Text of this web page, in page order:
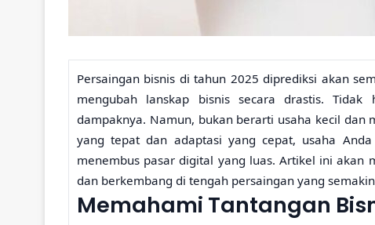
Persaingan bisnis di tahun 2025 diprediksi akan
mengubah lanskap bisnis secara drastis. Tidak
dampaknya. Namun, bukan berarti usaha kecil dan
yang tepat dan adaptasi yang cepat, usaha
menembus pasar digital yang luas. Artikel ini
dan berkembang di tengah persaingan yang
Memahami Tantangan